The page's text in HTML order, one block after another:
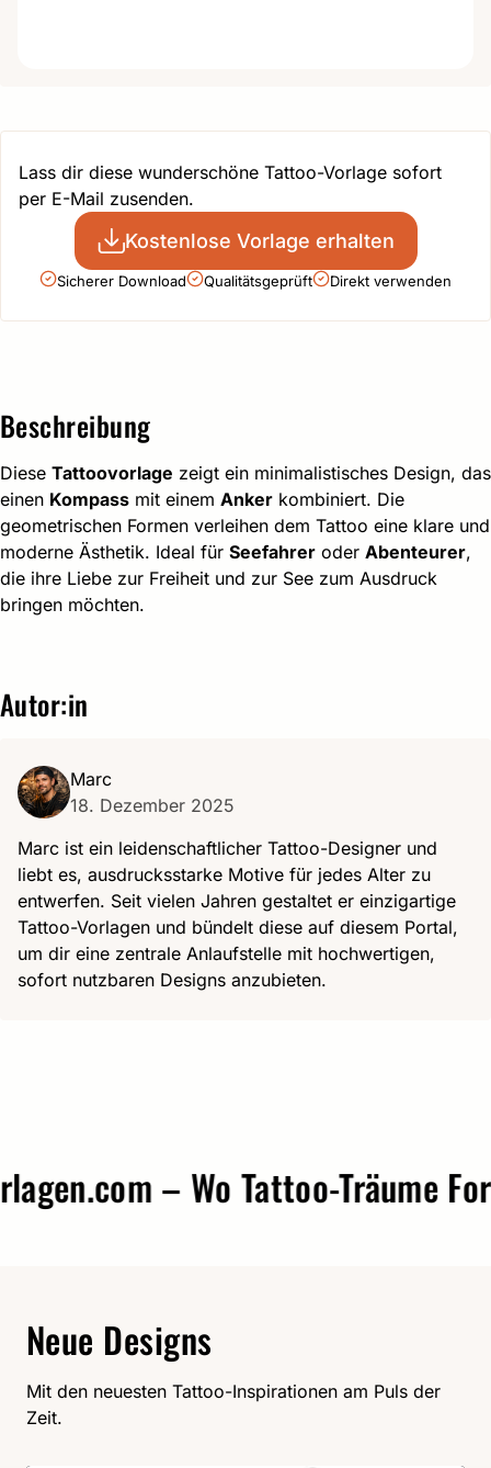
Lass dir diese wunderschöne Tattoo-Vorlage sofort
per E-Mail zusenden.
Kostenlose Vorlage erhalten
Sicherer Download Qualitätsgeprüft Direkt verwenden
Beschreibung
Diese Tattoovorlage zeigt ein minimalistisches Design, das
einen Kompass mit einem Anker kombiniert. Die
geometrischen Formen verleihen dem Tattoo eine klare und
moderne Ästhetik. Ideal für Seefahrer oder Abenteurer,
die ihre Liebe zur Freiheit und zur See zum Ausdruck
bringen möchten.
Autor:in
Marc
18. Dezember 2025
Marc ist ein leidenschaftlicher Tattoo-Designer und
liebt es, ausdrucksstarke Motive für jedes Alter zu
entwerfen. Seit vielen Jahren gestaltet er einzigartige
Tattoo-Vorlagen und bündelt diese auf diesem Portal,
um dir eine zentrale Anlaufstelle mit hochwertigen,
sofort nutzbaren Designs anzubieten.
– Wo Tattoo-Träume Form
Neue Designs
Mit den neuesten Tattoo-Inspirationen am Puls der
Zeit.